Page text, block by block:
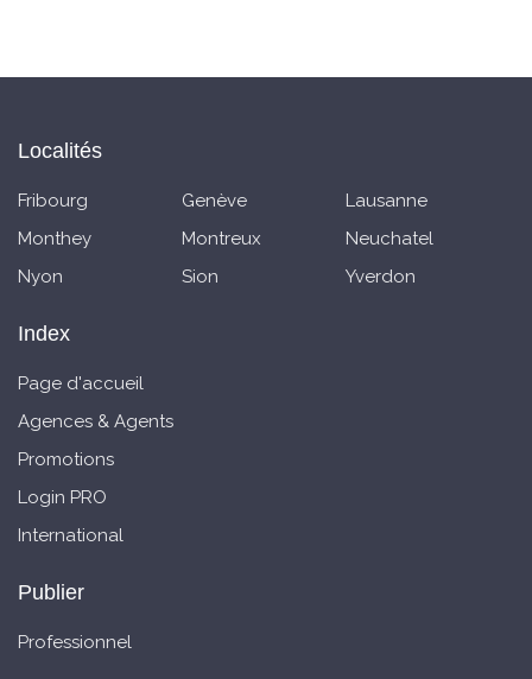
Localités
Fribourg Genève
Lausanne
Monthey
Montreux
Neuchatel
Nyon
Sion Yverdon
Index
Page d'accueil
Agences & Agents
Promotions
Login PRO
International
Publier
Professionnel